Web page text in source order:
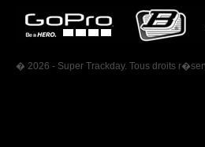
� 2026 - Super Trackday. Tous droits